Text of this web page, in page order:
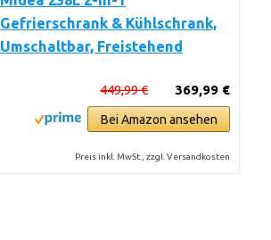
Gefrierschrank & Kühlschrank,
Umschaltbar, Freistehend
369,99 €
449,99 €
Bei Amazon ansehen
Preis inkl. MwSt., zzgl. Versandkosten